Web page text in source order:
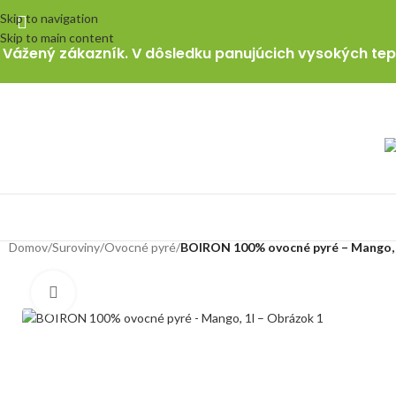
Skip to navigation
Skip to main content
Vážený zákazník. V dôsledku panujúcich vysokých
Domov/Suroviny/Ovocné pyré/BOIRON 100% ovocné pyré –